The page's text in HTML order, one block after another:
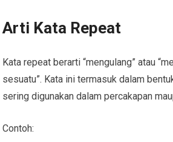
Arti Kata Repeat
Kata repeat berarti “mengulang” atau
sesuatu”. Kata ini termasuk dalam
sering digunakan dalam percakapan
Contoh: